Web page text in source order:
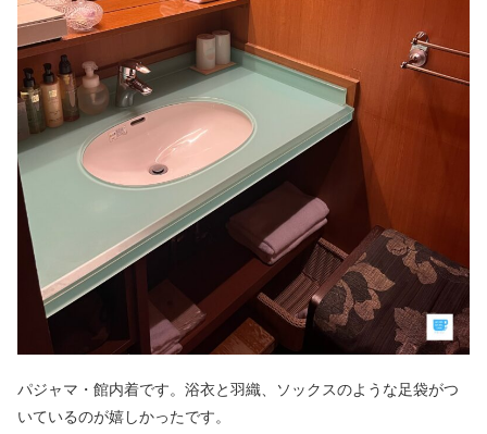
パジャマ・館内着です。浴衣と羽織、ソックスのような足袋がつ
いているのが嬉しかったです。